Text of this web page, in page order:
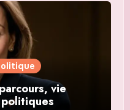
vie